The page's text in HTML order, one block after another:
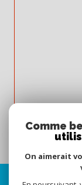
Comme
On aimerait